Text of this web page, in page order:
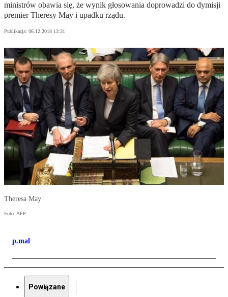
ministrów obawia się, że wynik głosowania doprowadzi do dymisji
premier Theresy May i upadku rządu.
Publikacja: 06.12.2018 13:31
Theresa May
Foto: AFP
p.mal
Powiązane